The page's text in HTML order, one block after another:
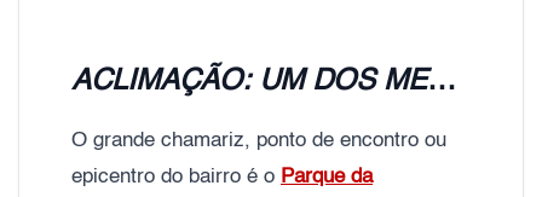
ACLIMAÇÃO: UM DOS MELHORES BAIRROS DA ZONA SUL
O grande chamariz, ponto de encontro ou
epicentro do bairro é o Parque da